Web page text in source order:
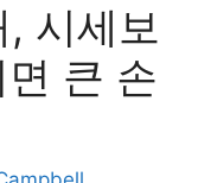
시세보
면 큰 손